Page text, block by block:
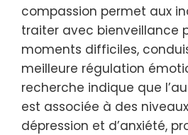
compassion permet aux
traiter avec bienveillance
moments difficiles,
meilleure régulation
recherche indique que
est associée à des
dépression et d’anxiété,